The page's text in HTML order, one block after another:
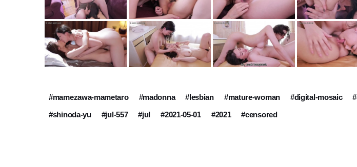
#mamezawa-mametaro #madonna #lesbian #mature-woman #digital-mosaic
#shinoda-yu
#jul-557 #jul #2021-05-01 #2021 #censored